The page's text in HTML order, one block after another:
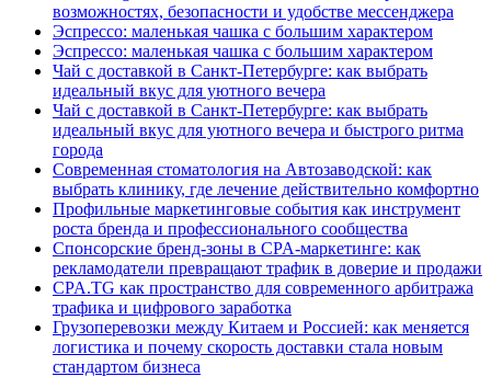
возможностях, безопасности и удобстве мессенджера
Эспрессо: маленькая чашка с большим характером
Эспрессо: маленькая чашка с большим характером
Чай с доставкой в Санкт-Петербурге: как выбрать
идеальный вкус для уютного вечера
Чай с доставкой в Санкт-Петербурге: как выбрать
идеальный вкус для уютного вечера и быстрого ритма
города
Современная стоматология на Автозаводской: как
выбрать клинику, где лечение действительно комфортно
Профильные маркетинговые события как инструмент
роста бренда и профессионального сообщества
Спонсорские бренд-зоны в CPA-маркетинге: как
рекламодатели превращают трафик в доверие и продажи
CPA.TG как пространство для современного арбитража
трафика и цифрового заработка
Грузоперевозки между Китаем и Россией: как меняется
логистика и почему скорость доставки стала новым
стандартом бизнеса